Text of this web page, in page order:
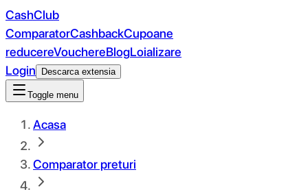
CashClub
ComparatorCashbackCupoane
reducereVouchereBlogLoializare
Login
Descarca extensia
Toggle menu
Acasa
Comparator preturi